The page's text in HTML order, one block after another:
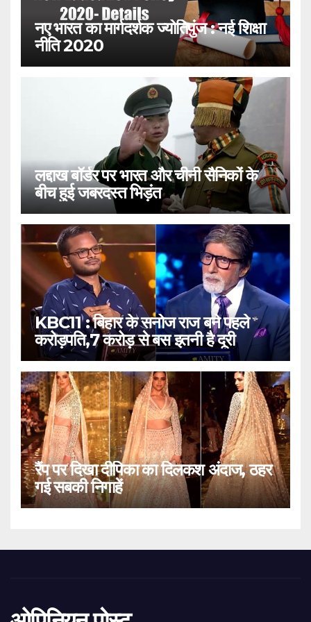
नए भारत का मार्गदर्शक ज्योतिपुंज : नई शिक्षा
नीति 2020
लद्दाख बॉर्डर पर भारत और चीनी सैनिकों के
बीच हुई जबरदस्त भिड़ंत
KBC11 : बिहार के सनोज राज बने पहले
करोड़पति,7 करोड़ से बस इतनी है दूरी
रैंप पर दिखा दीपिका का दिलकश अंदाज, ठहर
गई सबकी निगाहें